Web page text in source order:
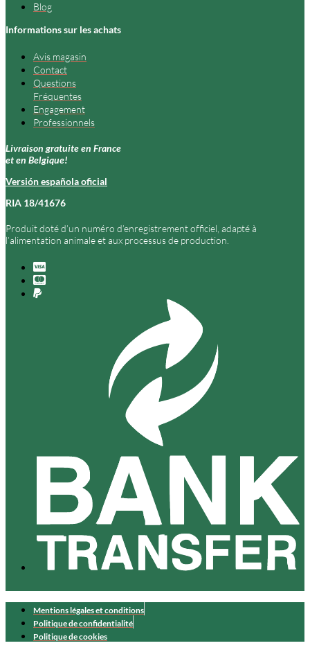
Blog
Informations sur les achats
Avis magasin
Contact
Questions
Fréquentes
Engagement
Professionnels
Livraison gratuite en France
et en Belgique!
Versión española oficial
RIA 18/41676
Produit doté d’un numéro d’enregistrement officiel, adapté à
l’alimentation animale et aux processus de production.
Mentions légales et conditions
Politique de confidentialité
Politique de cookies